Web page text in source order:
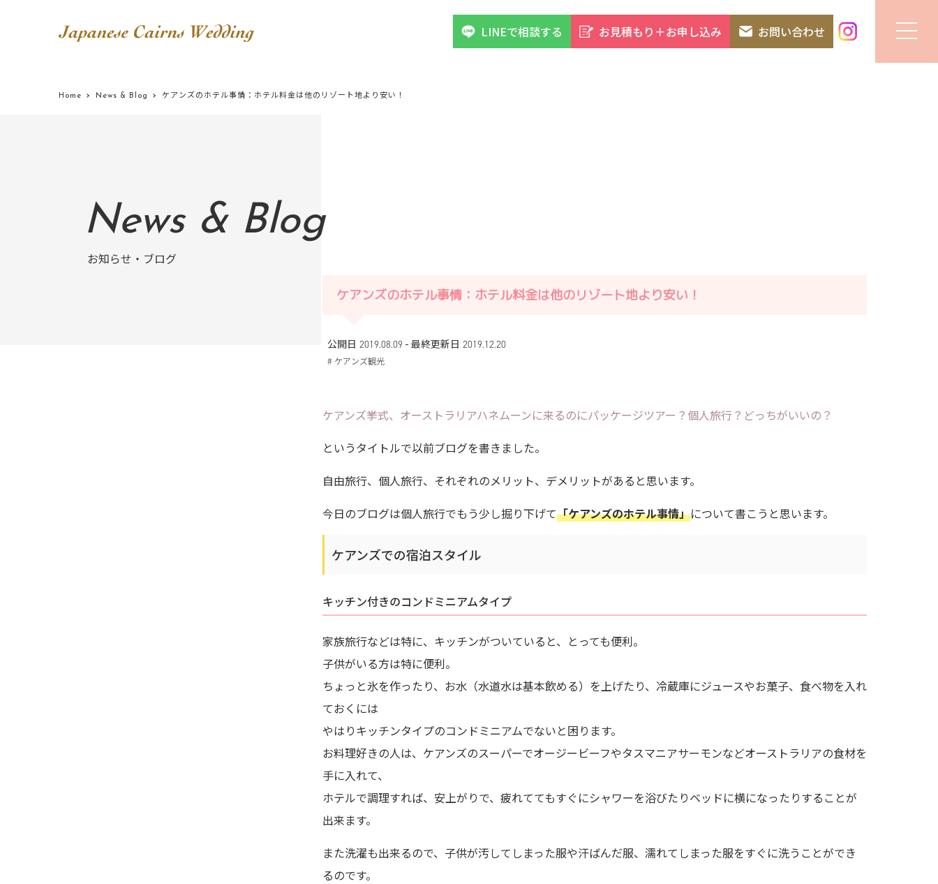
LINEで相談する お見積もり＋お申し込み お問い合わせ
Home News & Blog ケアンズのホテル事情：ホテル料金は他のリゾート地より安い！
News & Blog
お知らせ・ブログ
ケアンズのホテル事情：ホテル料金は他のリゾート地より安い！
公開日 2019.08.09 - 最終更新日 2019.12.20
# ケアンズ観光
ケアンズ挙式、オーストラリアハネムーンに来るのにパッケージツアー？個人旅行？どっちがいいの？
というタイトルで以前ブログを書きました。
自由旅行、個人旅行、それぞれのメリット、デメリットがあると思います。
今日のブログは個人旅行でもう少し掘り下げて「ケアンズのホテル事情」について書こうと思います。
ケアンズでの宿泊スタイル
キッチン付きのコンドミニアムタイプ
家族旅行などは特に、キッチンがついていると、とっても便利。
子供がいる方は特に便利。
ちょっと氷を作ったり、お水（水道水は基本飲める）を上げたり、冷蔵庫にジュースやお菓子、食べ物を入れ
ておくには
やはりキッチンタイプのコンドミニアムでないと困ります。
お料理好きの人は、ケアンズのスーパーでオージービーフやタスマニアサーモンなどオーストラリアの食材を
手に入れて、
ホテルで調理すれば、安上がりで、疲れててもすぐにシャワーを浴びたりベッドに横になったりすることが
出来ます。
また洗濯も出来るので、子供が汚してしまった服や汗ばんだ服、濡れてしまった服をすぐに洗うことができ
るのです。